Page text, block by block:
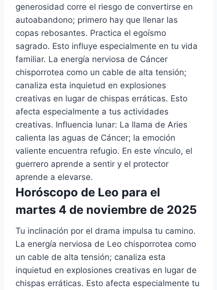
generosidad corre el riesgo de convertirse en
autoabandono; primero hay que llenar las
copas rebosantes. Practica el egoísmo
sagrado. Esto influye especialmente en tu vida
familiar. La energía nerviosa de Cáncer
chisporrotea como un cable de alta tensión;
canaliza esta inquietud en explosiones
creativas en lugar de chispas erráticas. Esto
afecta especialmente a tus actividades
creativas. Influencia lunar: La llama de Aries
calienta las aguas de Cáncer; la emoción
valiente encuentra refugio. En este vínculo, el
guerrero aprende a sentir y el protector
aprende a elevarse.
Horóscopo de Leo para el
martes 4 de noviembre de 2025
Tu inclinación por el drama impulsa tu camino.
La energía nerviosa de Leo chisporrotea como
un cable de alta tensión; canaliza esta
inquietud en explosiones creativas en lugar de
chispas erráticas. Esto afecta especialmente tu